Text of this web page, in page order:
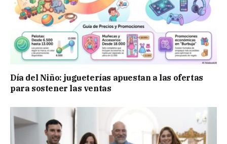
Día del Niño: jugueterías apuestan a las ofertas
para sostener las ventas